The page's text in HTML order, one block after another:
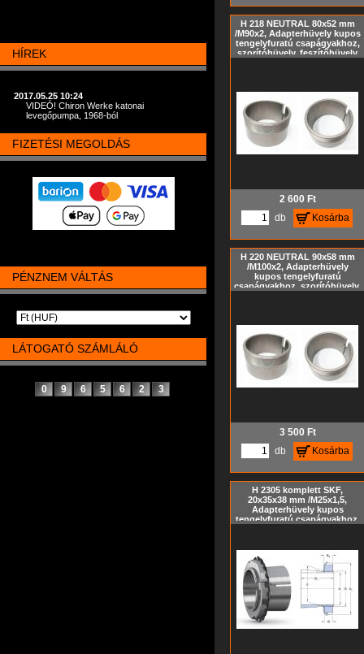
HÍREK
2017.05.25 10:24
VIDEÓ! Chiron Werke katonai
levegőpumpa, 1968-ból
FIZETÉSI MEGOLDÁS
PÉNZNEM VÁLTÁS
LÁTOGATÓ SZÁMLÁLÓ
0 9 6 5 6 2 3
H 218 NEUTRAL 80x52 mm
/M90x2, Adapterhüvely kupos
tengelyfuratú csapágyakhoz,
szorítóhüvely, feszítőhüvely
2 600Ft
db
Kosárba
H 220 NEUTRAL 90x58 mm
/M100x2, Adapterhüvely
kupos tengelyfuratú
csapágyakhoz, szorítóhüvely,
1:12
3 500Ft
db
Kosárba
H 2305 komplett SKF,
20x35x38 mm /M25x1,5,
Adapterhüvely kupos
tengelyfuratú csapágyakhoz,
biztosító alátéttel, metrikus
méret, Kúp= 1:12